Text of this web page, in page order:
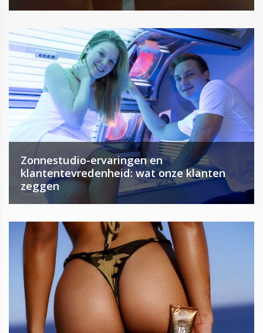
Zonnestudio-ervaringen en
klantentevredenheid: wat onze klanten
zeggen